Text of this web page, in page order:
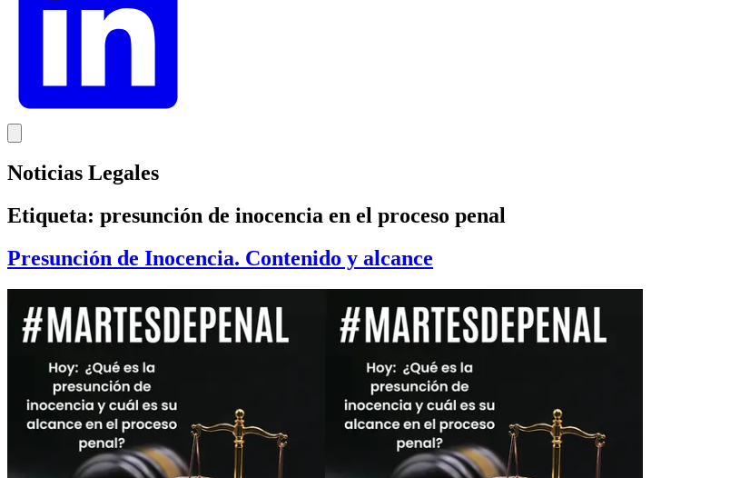
Noticias Legales
Etiqueta: presunción de inocencia en el proceso penal
Presunción de Inocencia. Contenido y alcance